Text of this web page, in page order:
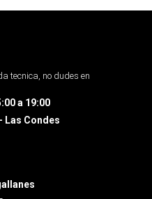
tecnica, no dudes en
a 19:00
Las Condes